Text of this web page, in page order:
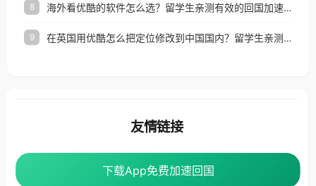
8 海外看优酷的软件怎么选？留学生亲测有效的回国加速方案
9 在英国用优酷怎么把定位修改到中国国内？留学生亲测有效的回国加速方案
下载App免费加速回国
下载App免费加速回国
友情链接